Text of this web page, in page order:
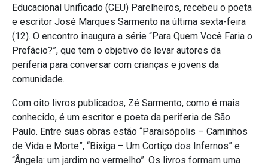
Educacional Unificado (CEU) Parelheiros, recebeu o poeta
e escritor José Marques Sarmento na última sexta-feira
(12). O encontro inaugura a série “Para Quem Você Faria o
Prefácio?”, que tem o objetivo de levar autores da
periferia para conversar com crianças e jovens da
comunidade.
Com oito livros publicados, Zé Sarmento, como é mais
conhecido, é um escritor e poeta da periferia de São
Paulo. Entre suas obras estão “Paraisópolis – Caminhos
de Vida e Morte”, “Bixiga – Um Cortiço dos Infernos” e
“Ângela: um jardim no vermelho”. Os livros formam uma